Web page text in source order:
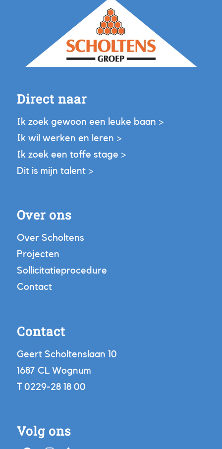
Direct naar
Ik zoek gewoon een leuke baan >
Ik wil werken en leren >
Ik zoek een toffe stage >
Dit is mijn talent >
Over ons
Over Scholtens
Projecten
Sollicitatieprocedure
Contact
Contact
Geert Scholtenslaan 10
1687 CL Wognum
T0229-28 18 00
Volg ons